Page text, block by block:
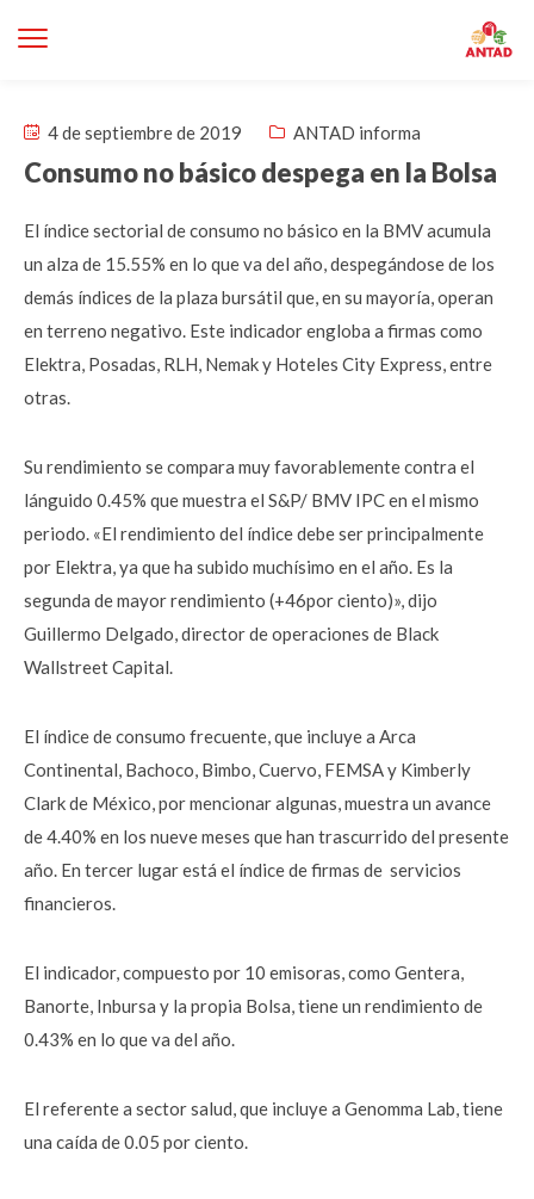
4 de septiembre de 2019 ANTAD informa
Consumo no básico despega en la Bolsa
El índice sectorial de consumo no básico en la BMV acumula
un alza de 15.55% en lo que va del año, despegándose de los
demás índices de la plaza bursátil que, en su mayoría, operan
en terreno negativo. Este indicador engloba a firmas como
Elektra, Posadas, RLH, Nemak y Hoteles City Express, entre
otras.
Su rendimiento se compara muy favorablemente contra el
lánguido 0.45% que muestra el S&P/ BMV IPC en el mismo
periodo. «El rendimiento del índice debe ser principalmente
por Elektra, ya que ha subido muchísimo en el año. Es la
segunda de mayor rendimiento (+46por ciento)», dijo
Guillermo Delgado, director de operaciones de Black
Wallstreet Capital.
El índice de consumo frecuente, que incluye a Arca
Continental, Bachoco, Bimbo, Cuervo, FEMSA y Kimberly
Clark de México, por mencionar algunas, muestra un avance
de 4.40% en los nueve meses que han trascurrido del presente
año. En tercer lugar está el índice de firmas de servicios
financieros.
El indicador, compuesto por 10 emisoras, como Gentera,
Banorte, Inbursa y la propia Bolsa, tiene un rendimiento de
0.43% en lo que va del año.
El referente a sector salud, que incluye a Genomma Lab, tiene
una caída de 0.05 por ciento.